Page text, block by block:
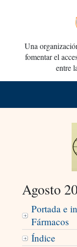
Una
fomentar el
entre
Agosto
Portada e
Fármacos
Índice